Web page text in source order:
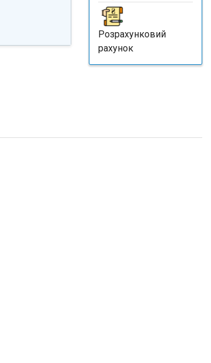
Розрахунковий
рахунок